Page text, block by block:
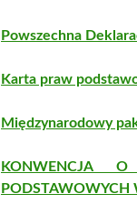
Powszechna
Karta praw
Międzynarodowy
KONWENCJA
PODSTAWOWYCH